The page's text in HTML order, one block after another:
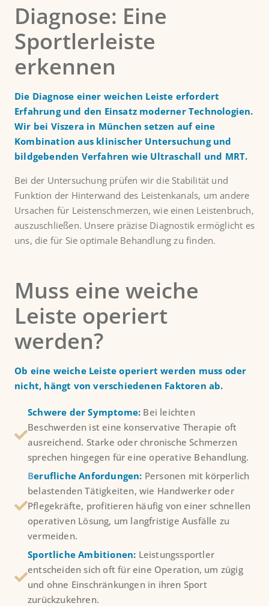
Diagnose: Eine
Sportlerleiste
erkennen
Die Diagnose einer weichen Leiste erfordert
Erfahrung und den Einsatz moderner Technologien.
Wir bei Viszera in München setzen auf eine
Kombination aus klinischer Untersuchung und
bildgebenden Verfahren wie Ultraschall und MRT.
Bei der Untersuchung prüfen wir die Stabilität und
Funktion der Hinterwand des Leistenkanals, um andere
Ursachen für Leistenschmerzen, wie einen Leistenbruch,
auszuschließen. Unsere präzise Diagnostik ermöglicht es
uns, die für Sie optimale Behandlung zu finden.
Muss eine weiche
Leiste operiert
werden?
Ob eine weiche Leiste operiert werden muss oder
nicht, hängt von verschiedenen Faktoren ab.
Schwere der Symptome: Bei leichten
Beschwerden ist eine konservative Therapie oft
ausreichend. Starke oder chronische Schmerzen
sprechen hingegen für eine operative Behandlung.
Berufliche Anfordungen: Personen mit körperlich
belastenden Tätigkeiten, wie Handwerker oder
Pflegekräfte, profitieren häufig von einer schnellen
operativen Lösung, um langfristige Ausfälle zu
vermeiden.
Sportliche Ambitionen: Leistungssportler
entscheiden sich oft für eine Operation, um zügig
und ohne Einschränkungen in ihren Sport
zurückzukehren.